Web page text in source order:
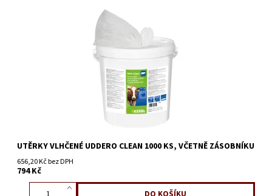
UTĚRKY VLHČENÉ UDDERO CLEAN 1000 KS, VČETNĚ ZÁSOBNÍKU
656,20 Kč bez DPH
794 Kč